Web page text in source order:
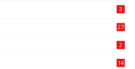
3
27
2
14